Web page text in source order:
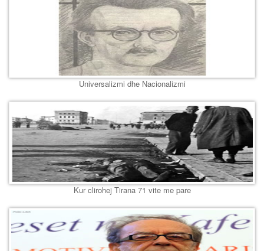
Universalizmi dhe Nacionalizmi
Kur clirohej Tirana 71 vite me pare